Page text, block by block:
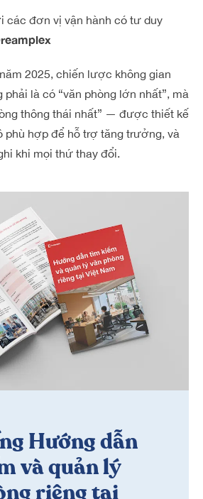
các đơn vị vận hành có tư duy
2025, chiến lược không gian
phải là có “văn phòng lớn nhất”, mà
thông thái nhất” — được thiết kế
phù hợp để hỗ trợ tăng trưởng, và
khi mọi thứ thay đổi.
Hướng dẫn
và quản lý
riêng tại